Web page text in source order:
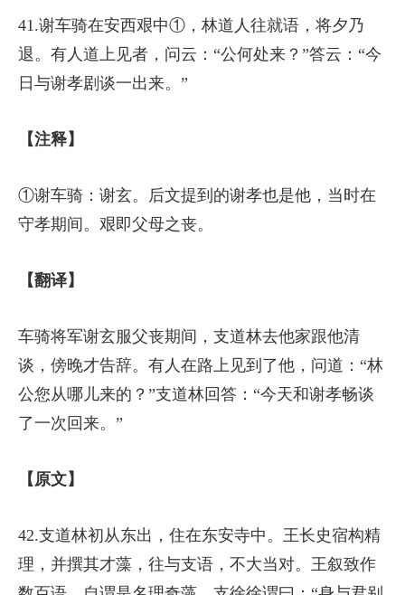
41.谢车骑在安西艰中①，林道人往就语，将夕乃
退。有人道上见者，问云：“公何处来？”答云：“今
日与谢孝剧谈一出来。”
【注释】
①谢车骑：谢玄。后文提到的谢孝也是他，当时在
守孝期间。艰即父母之丧。
【翻译】
车骑将军谢玄服父丧期间，支道林去他家跟他清
谈，傍晚才告辞。有人在路上见到了他，问道：“林
公您从哪儿来的？”支道林回答：“今天和谢孝畅谈
了一次回来。”
【原文】
42.支道林初从东出，住在东安寺中。王长史宿构精
理，并撰其才藻，往与支语，不大当对。王叙致作